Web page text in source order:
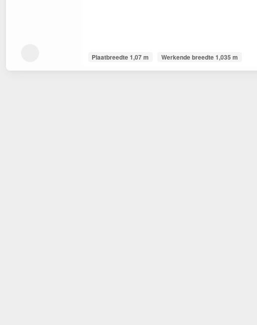
Plaatbreedte 1,07 m Werkende breedte 1,035 m